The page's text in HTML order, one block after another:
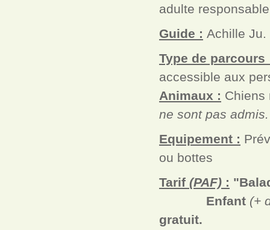
adulte
Guide : Achille Ju.
Type de parcours
accessible aux
Animaux :
ne sont pas admis.
Equipement :
ou bottes
Tarif (PAF) :
Enfant (+
gratuit.